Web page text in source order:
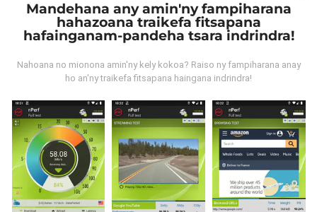
Avy aiza ny rakitra?
Ny rakitra voangona tamin'ny andrana dia azo avy
amin'ny fampiasana nPerf. Ireo andrana ireo mantsy
dia mamoaka ny rakitra marina teny an-toerana. Raha
te hananadrana izany koa ianao, dia manasa anao
izahay hampiasa ny nPerf amin'ny findainao.Rehefa
maro ny rakitra voatahiry, vao mainka azo vakina ny
sarintany!. Ireo andrana voaray rehetra dia aseho
amin'ny sarintany avokoa. Ny masontsivana rehetra
Mandehana any amin'ny fampiharana
hahazoana traikefa fitsapana
hafainganam-pandeha tsara indrindra!
Nahoana no mionona amin'ny kely kokoa? Raiso ny fampiharana anay
ho an'ny traikefa fitsapana haingana indrindra!